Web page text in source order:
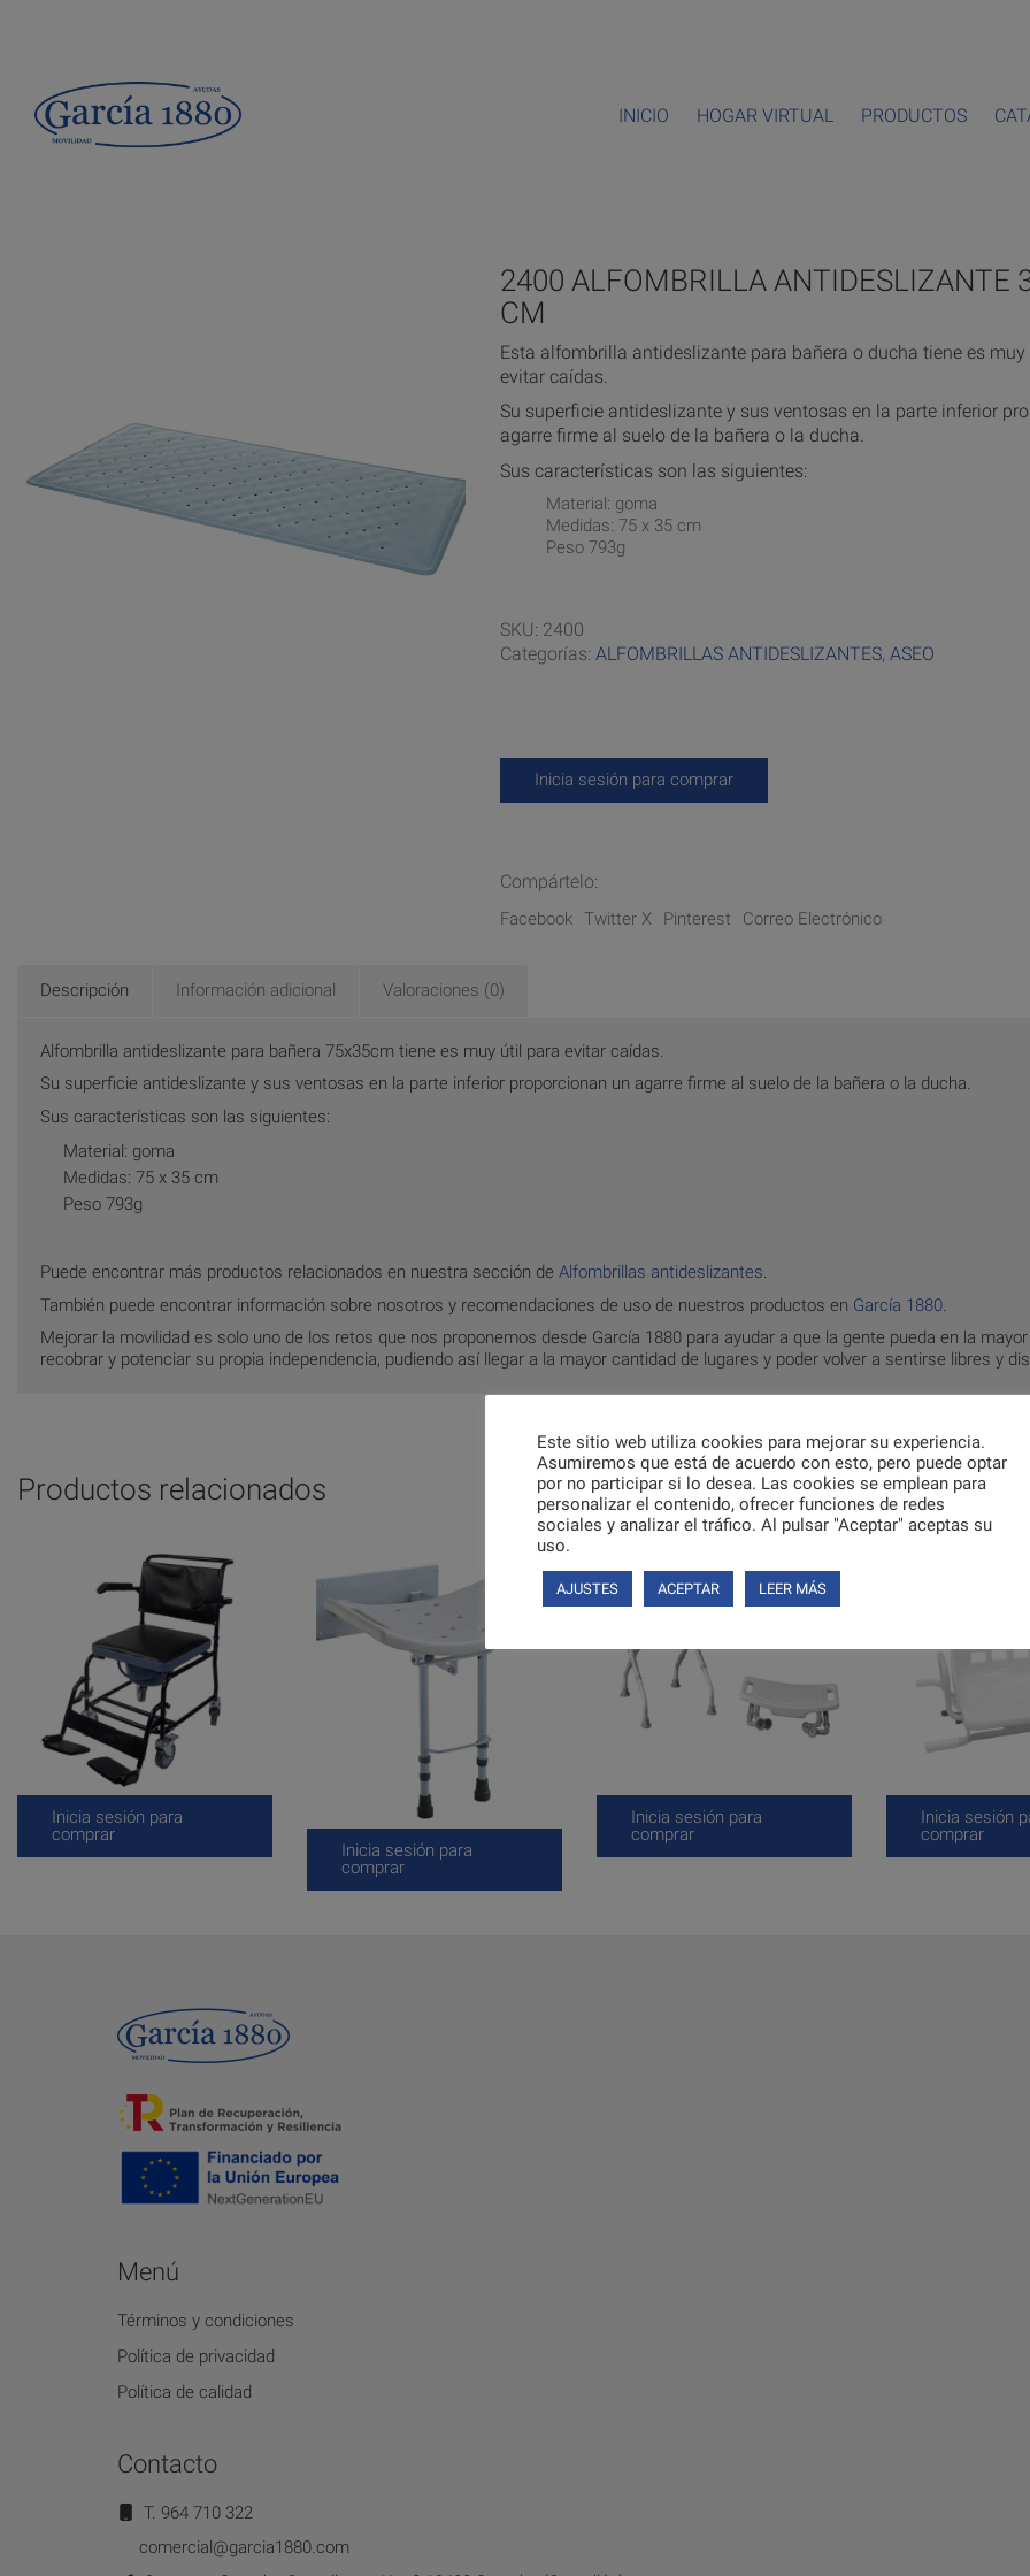
INICIO HOGAR VIRTUAL PRODUCTOS
2400 ALFOMBRILLA ANTIDESLIZANTE
CM
Esta alfombrilla antideslizante para bañera o ducha tiene es
evitar caídas.
Su superficie antideslizante y sus ventosas en la parte inferior
agarre firme al suelo de la bañera o la ducha.
Sus características son las siguientes:
Material: goma
Medidas: 75 x 35 cm
Peso 793g
SKU: 2400
Categorías: ALFOMBRILLAS ANTIDESLIZANTES, ASEO
Inicia sesión para comprar
Compártelo:
Facebook Twitter X Pinterest Correo Electrónico
Descripción Información adicional Valoraciones (0)
Alfombrilla antideslizante para bañera 75x35cm tiene es muy útil para evitar caídas.
Su superficie antideslizante y sus ventosas en la parte inferior proporcionan un agarre firme al suelo de la bañera o la ducha.
Sus características son las siguientes:
Material: goma
Medidas: 75 x 35 cm
Peso 793g
Puede encontrar más productos relacionados en nuestra sección de Alfombrillas antideslizantes.
También puede encontrar información sobre nosotros y recomendaciones de uso de nuestros productos en García 1880
Mejorar la movilidad es solo uno de los retos que nos proponemos desde García 1880 para ayudar a que la gente pueda en la
recobrar y potenciar su propia independencia, pudiendo así llegar a la mayor cantidad de lugares y poder volver a sentirse libres y
Productos relacionados
Inicia sesión para
comprar
Inicia sesión para
comprar
Inicia sesión para
comprar
Inicia sesión
comprar
Menú
Términos y condiciones
Política de privacidad
Política de calidad
Contacto
T. 964 710 322
comercial@garcia1880.com
Este sitio web utiliza cookies para mejorar su experiencia.
Asumiremos que está de acuerdo con esto, pero puede optar
por no participar si lo desea. Las cookies se emplean para
personalizar el contenido, ofrecer funciones de redes
sociales y analizar el tráfico. Al pulsar "Aceptar" aceptas su
uso.
AJUSTES ACEPTAR LEER MÁS